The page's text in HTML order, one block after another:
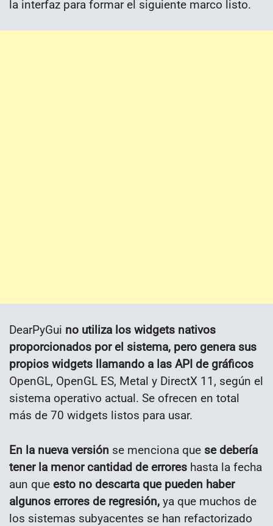
la interfaz para formar el siguiente marco listo.
DearPyGui no utiliza los widgets nativos
proporcionados por el sistema, pero genera sus
propios widgets llamando a las API de gráficos
OpenGL, OpenGL ES, Metal y DirectX 11, según el
sistema operativo actual. Se ofrecen en total
más de 70 widgets listos para usar.
En la nueva versión se menciona que se debería
tener la menor cantidad de errores hasta la fecha
aun que esto no descarta que pueden haber
algunos errores de regresión, ya que muchos de
los sistemas subyacentes se han refactorizado